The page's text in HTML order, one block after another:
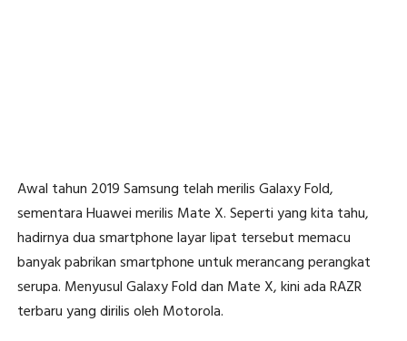
Awal tahun 2019 Samsung telah merilis Galaxy Fold,
sementara Huawei merilis Mate X. Seperti yang kita tahu,
hadirnya dua smartphone layar lipat tersebut memacu
banyak pabrikan smartphone untuk merancang perangkat
serupa. Menyusul Galaxy Fold dan Mate X, kini ada RAZR
terbaru yang dirilis oleh Motorola.